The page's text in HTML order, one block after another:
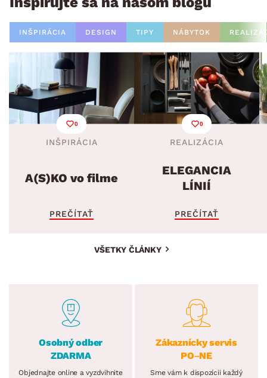
INŠPIRÁCIA DESIGN TIPY NÁBYTOK
0
INŠPIRÁCIA
A(S)KO vo filme
PREČÍTAŤ
0
REALIZÁCIA
ELEGANCIA
LÍNIÍ
PREČÍTAŤ
VŠETKY ČLÁNKY
Osobný odber
ZDARMA
Objednajte online a vyzdvihnite
Zákaznícky servis
PO–NE
Sme vám k dispozícii každý